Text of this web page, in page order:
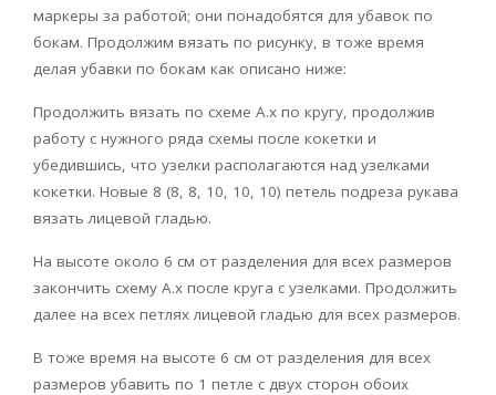
маркеры за работой; они понадобятся для убавок по
бокам. Продолжим вязать по рисунку, в тоже время
делая убавки по бокам как описано ниже:
Продолжить вязать по схеме А.х по кругу, продолжив
работу с нужного ряда схемы после кокетки и
убедившись, что узелки располагаются над узелками
кокетки. Новые 8 (8, 8, 10, 10, 10) петель подреза рукава
вязать лицевой гладью.
На высоте около 6 см от разделения для всех размеров
закончить схему А.х после круга с узелками. Продолжить
далее на всех петлях лицевой гладью для всех размеров.
В тоже время на высоте 6 см от разделения для всех
размеров убавить по 1 петле с двух сторон обоих